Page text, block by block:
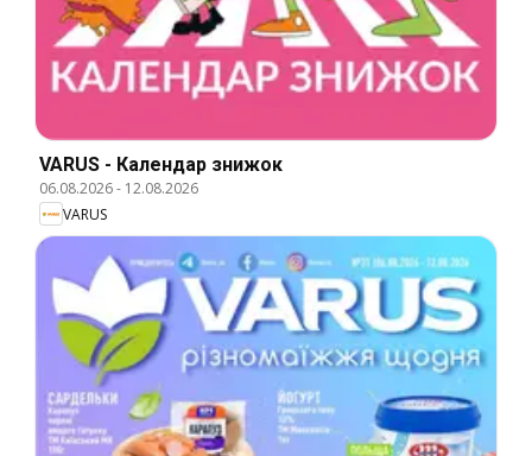
VARUS - Календар знижок
06.08.2026- 12.08.2026
VARUS